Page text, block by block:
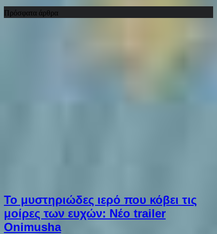
Πρόσφατα άρθρα
Το μυστηριώδες ιερό που κόβει τις
μοίρες των ευχών: Νέο trailer
Onimusha